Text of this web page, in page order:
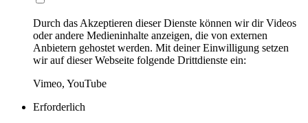
Durch das Akzeptieren dieser Dienste können wir dir Videos
oder andere Medieninhalte anzeigen, die von externen
Anbietern gehostet werden. Mit deiner Einwilligung setzen
wir auf dieser Webseite folgende Drittdienste ein:
Vimeo, YouTube
Erforderlich